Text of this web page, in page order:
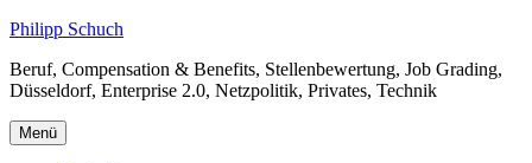
Zum
springen
Philipp Schuch
Beruf, Compensation & Benefits, Stellenbewertung, Job Grading,
Düsseldorf, Enterprise 2.0, Netzpolitik, Privates, Technik
Menü